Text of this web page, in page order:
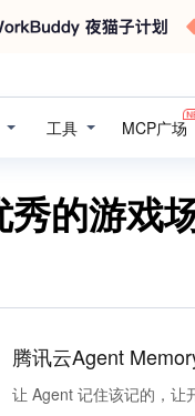
工具 MCP广场
的游戏
腾讯云Agent
让 Agent 记住该记的，让